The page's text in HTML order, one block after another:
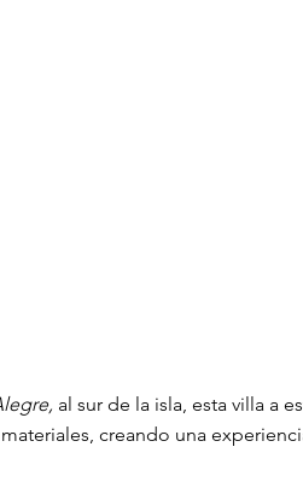
al sur de la isla, esta villa a
creando una